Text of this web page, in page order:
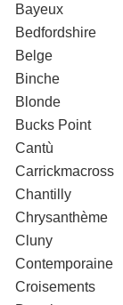
Bayeux
Bedfordshire
Belge
Binche
Blonde
Bucks Point
Cantù
Carrickmacross
Chantilly
Chrysanthème
Cluny
Contemporaine
Croisements